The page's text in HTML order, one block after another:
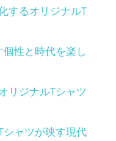
するオリジナルT
性と時代を楽し
リジナルTシャツ
ャツが映す現代